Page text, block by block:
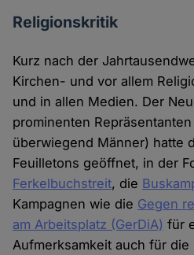
Religionskritik
Kurz nach der
Kirchen- und vor allem
und in allen Medien. Der
prominenten
überwiegend Männer) hatte
Feuilletons geöffnet, in der
Ferkelbuchstreit, die
Kampagnen wie die Gegen
am Arbeitsplatz (GerDiA) für
Aufmerksamkeit auch für